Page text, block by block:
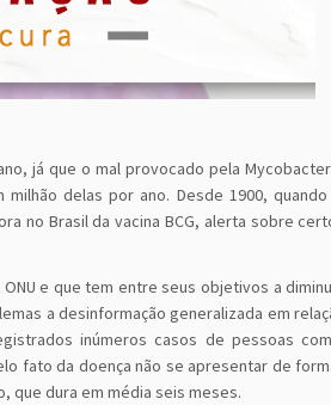
já que o mal provocado pela
delas por ano. Desde 1900, quando
no Brasil da vacina BCG, alerta sobre
e que tem entre seus objetivos a
a desinformação generalizada em
inúmeros casos de pessoas
fato da doença não se apresentar de
que dura em média seis meses.